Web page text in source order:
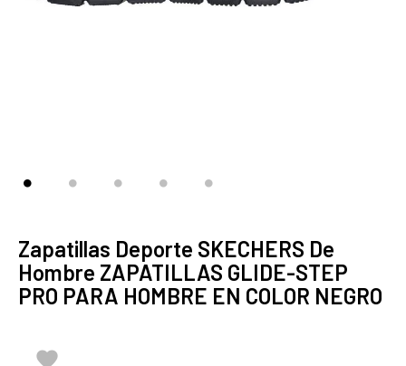
Zapatillas Deporte SKECHERS De
Hombre ZAPATILLAS GLIDE-STEP
PRO PARA HOMBRE EN COLOR NEGRO
